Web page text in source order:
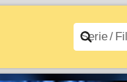
A–Z Filme A–Z